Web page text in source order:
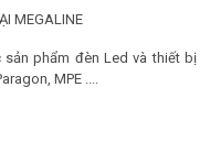
TÔI?
MEGALINE
phẩm đèn Led và thiết bị
MPE ....